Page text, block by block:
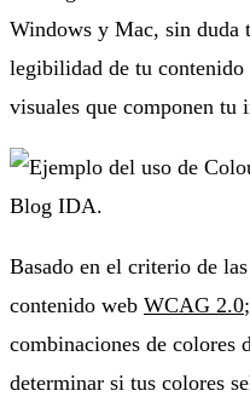
Windows y Mac, sin duda
legibilidad de tu contenido
visuales que componen tu
Basado en el criterio de
contenido web WCAG 2.0
combinaciones de colores
determinar si tus colores